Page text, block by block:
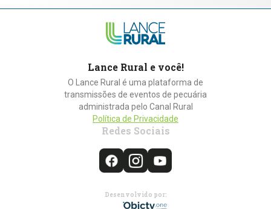
Lance Rural e você!
O Lance Rural é uma plataforma de
transmissões de eventos de pecuária
administrada pelo Canal Rural
Política de Privacidade
Redes Sociais
Desenvolvido por: